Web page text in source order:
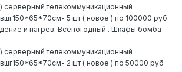
серверный телекоммуникационный
5 шт ( новое ) по 100000 руб
и нагрев. Всепогодный . Шкафы бомба
серверный телекоммуникационный
2 шт ( новое ) по 50000 руб